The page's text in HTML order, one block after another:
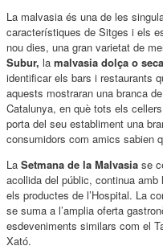
La malvasia és una de les
característiques de Sitges i els
nou dies, una gran varietat de
Subur, la malvasia dolça o
identificar els bars i restaurants
aquests mostraran una branca
Catalunya, en què tots els
porta del seu establiment una
consumidors com amics sabien
La Setmana de la Malvasia se
acollida del públic, continua amb
els productes de l’Hospital. La
se suma a l’amplia oferta
esdeveniments similars com el
Xató.